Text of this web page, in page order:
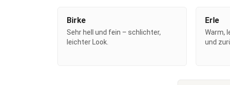
Birke
Sehr hell und fein – schlichter,
leichter Look.
Erle
Warm,
und